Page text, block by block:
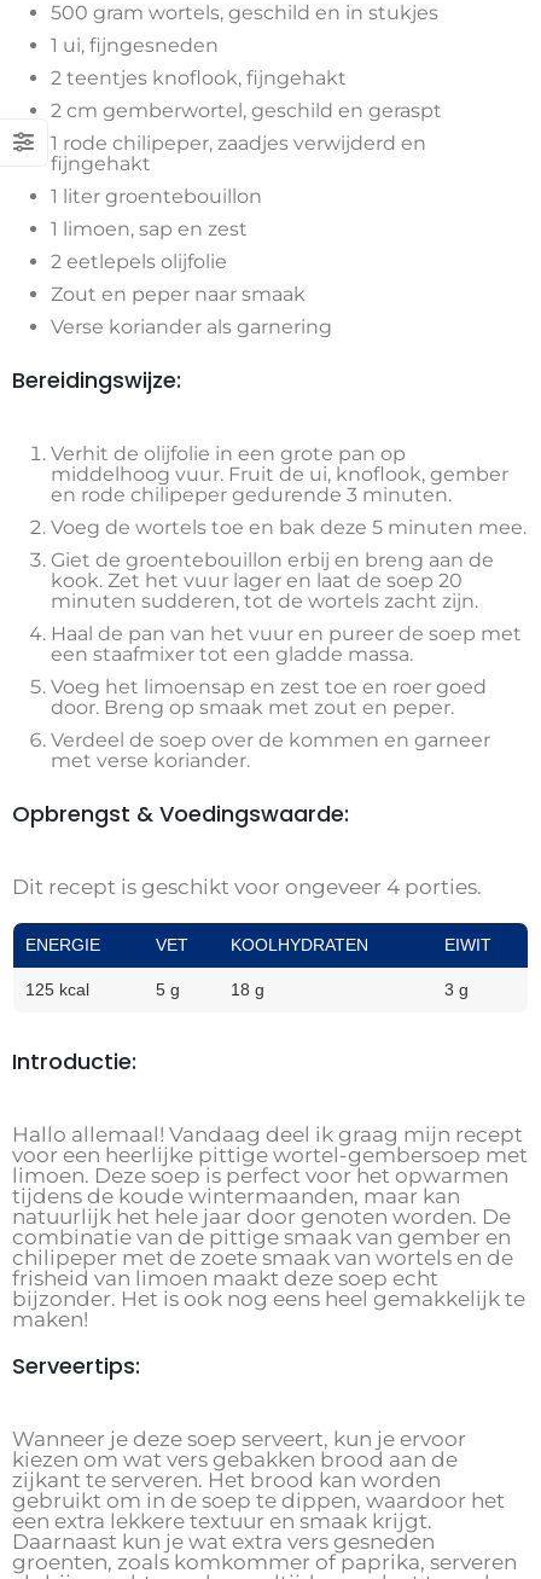
500 gram wortels, geschild en in stukjes
1 ui, fijngesneden
2 teentjes knoflook, fijngehakt
2 cm gemberwortel, geschild en geraspt
1 rode chilipeper, zaadjes verwijderd en
fijngehakt
1 liter groentebouillon
1 limoen, sap en zest
2 eetlepels olijfolie
Zout en peper naar smaak
Verse koriander als garnering
Bereidingswijze:
Verhit de olijfolie in een grote pan op
middelhoog vuur. Fruit de ui, knoflook, gember
en rode chilipeper gedurende 3 minuten.
Voeg de wortels toe en bak deze 5 minuten mee.
Giet de groentebouillon erbij en breng aan de
kook. Zet het vuur lager en laat de soep 20
minuten sudderen, tot de wortels zacht zijn.
Haal de pan van het vuur en pureer de soep met
een staafmixer tot een gladde massa.
Voeg het limoensap en zest toe en roer goed
door. Breng op smaak met zout en peper.
Verdeel de soep over de kommen en garneer
met verse koriander.
Opbrengst & Voedingswaarde:
Dit recept is geschikt voor ongeveer 4 porties.
ENERGIE VET KOOLHYDRATEN EIWIT
125 kcal 5 g 18 g 3 g
Introductie:
Hallo allemaal! Vandaag deel ik graag mijn recept
voor een heerlijke pittige wortel-gembersoep met
limoen. Deze soep is perfect voor het opwarmen
tijdens de koude wintermaanden, maar kan
natuurlijk het hele jaar door genoten worden. De
combinatie van de pittige smaak van gember en
chilipeper met de zoete smaak van wortels en de
frisheid van limoen maakt deze soep echt
bijzonder. Het is ook nog eens heel gemakkelijk te
maken!
Serveertips:
Wanneer je deze soep serveert, kun je ervoor
kiezen om wat vers gebakken brood aan de
zijkant te serveren. Het brood kan worden
gebruikt om in de soep te dippen, waardoor het
een extra lekkere textuur en smaak krijgt.
Daarnaast kun je wat extra vers gesneden
groenten, zoals komkommer of paprika, serveren